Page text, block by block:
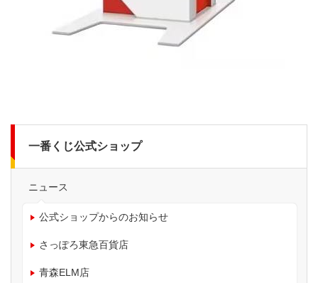
一番くじ公式ショップ
ニュース
公式ショップからのお知らせ
さっぽろ東急百貨店
青森ELM店